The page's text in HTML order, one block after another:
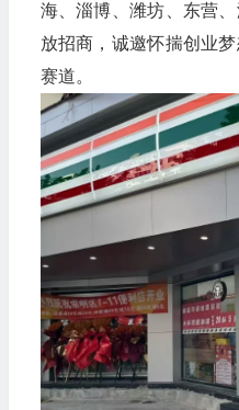
海、淄博、潍坊、东营
放招商，诚邀怀揣创业
赛道。